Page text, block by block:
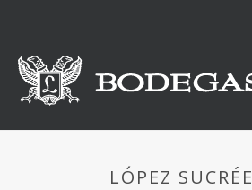
LÓPEZ SUCRÉE